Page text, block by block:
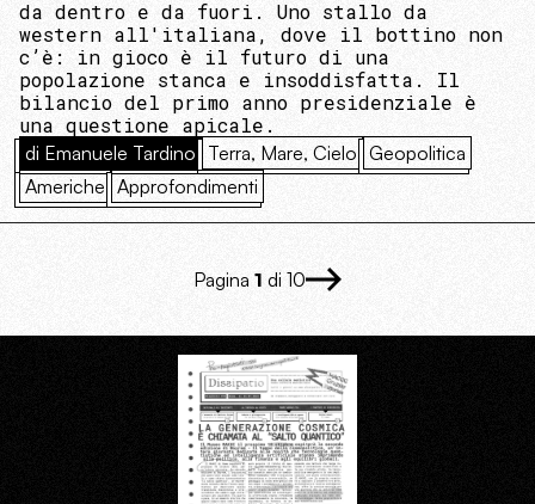
da dentro e da fuori. Uno stallo da
western all'italiana, dove il bottino non
c’è: in gioco è il futuro di una
popolazione stanca e insoddisfatta. Il
bilancio del primo anno presidenziale è
una questione apicale.
di Emanuele Tardino Terra, Mare, Cielo Geopolitica
Americhe Approfondimenti
Pagina 1 di 10